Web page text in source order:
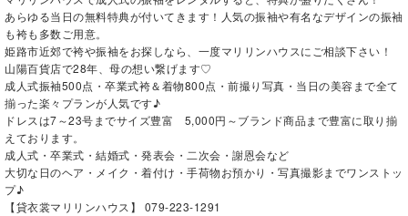
あらゆる当日の無料特典が付いてきます！人気の振袖や有名なデザインの振袖
も袴も多数ご用意。
姫路市近郊で袴や振袖をお探しなら、一度マリリンハウスにご相談下さい！
山陽百貨店で28年、母の想い繋げます♡
成人式振袖500点・卒業式袴＆着物800点・前撮り写真・当日の美容まで全て
揃った楽々プランが人気です♪
ドレスは7～23号までサイズ豊富 5,000円～ブランド商品まで豊富に取り揃
えております。
成人式・卒業式・結婚式・発表会・二次会・謝恩会など
大切な日のヘア・メイク・着付け・手荷物お預かり・写真撮影までワンストッ
プ♪
【貸衣裳マリリンハウス】 079-223-1291